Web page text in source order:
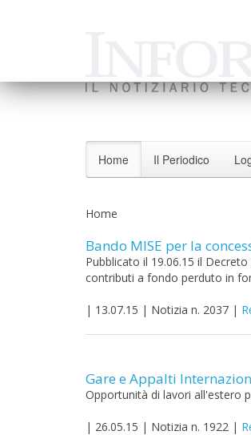
Home Il Periodico
Home
Bando MISE per la
Pubblicato il 19.06.15 il
contributi a fondo perduto in
| 13.07.15 | Notizia n. 2037 |
Gare e Appalti
Opportunità di lavori all'estero
| 26.05.15 | Notizia n. 1922 |